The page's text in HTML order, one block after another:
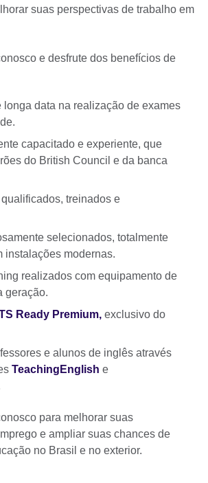
suas perspectivas de trabalho em
e desfrute dos benefícios de
longa data na realização de exames
capacitado e experiente, que
do British Council e da banca
treinados e
selecionados, totalmente
instalações modernas.
realizados com equipamento de
geração.
Ready Premium, exclusivo do
e alunos de inglês através
TeachingEnglish e
para melhorar suas
e ampliar suas chances de
no Brasil e no exterior.